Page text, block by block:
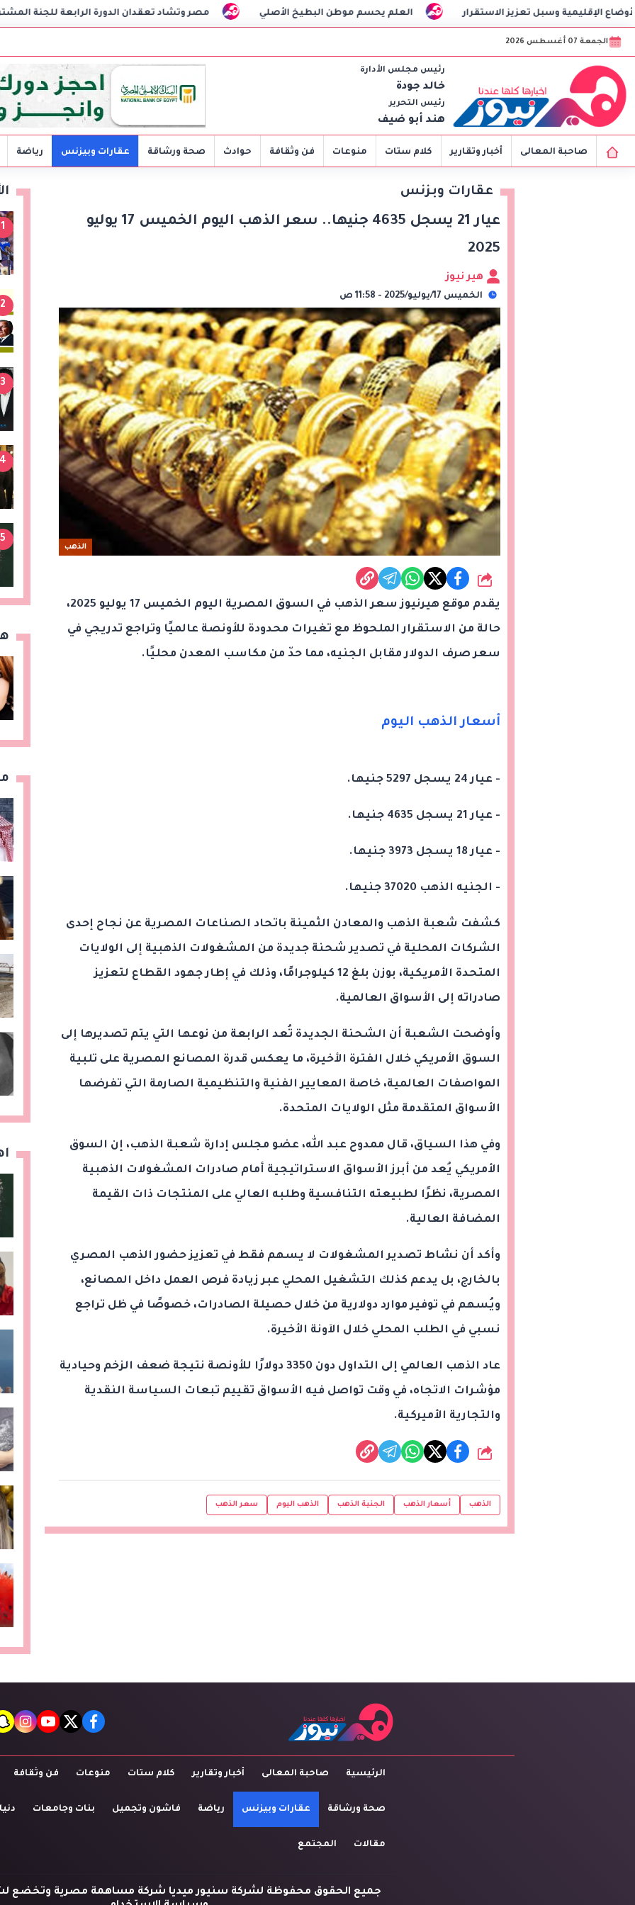
مصر وتشاد تعقدان الدورة الرابعة للجنة المشتركة وتوقعان العلم يحسم موطن البطيخ الأصلي وسبل تعزيز الاستقرار
الجمعة 07 أغسطس 2026
رئيس مجلس الأدارة
خالد جودة
رئيس التحرير
هند أبو ضيف
صاحبة المعالى أخبار وتقارير كلام ستات منوعات فن وثقافة حوادث صحة ورشاقة عقارات وبيزنس رياضة
عقارات وبزنس
عيار 21 يسجل 4635 جنيها.. سعر الذهب اليوم الخميس 17 يوليو
2025
هير نيوز
الخميس 17/يوليو/2025 - 11:58 ص
الذهب
شارك
يقدم موقع هيرنيوز سعر الذهب في السوق المصرية اليوم الخميس 17 يوليو 2025،
حالة من الاستقرار الملحوظ مع تغيرات محدودة للأونصة عالميًا وتراجع تدريجي في
سعر صرف الدولار مقابل الجنيه، مما حدّ من مكاسب المعدن محليًا.
أسعار الذهب اليوم
- عيار 24 يسجل 5297 جنيها.
- عيار 21 يسجل 4635 جنيها.
- عيار 18 يسجل 3973 جنيها.
- الجنيه الذهب 37020 جنيها.
كشفت شعبة الذهب والمعادن الثمينة باتحاد الصناعات المصرية عن نجاح إحدى
الشركات المحلية في تصدير شحنة جديدة من المشغولات الذهبية إلى الولايات
المتحدة الأمريكية، بوزن بلغ 12 كيلوجرامًا، وذلك في إطار جهود القطاع لتعزيز
صادراته إلى الأسواق العالمية.
وأوضحت الشعبة أن الشحنة الجديدة تُعد الرابعة من نوعها التي يتم تصديرها إلى
السوق الأمريكي خلال الفترة الأخيرة، ما يعكس قدرة المصانع المصرية على تلبية
المواصفات العالمية، خاصة المعايير الفنية والتنظيمية الصارمة التي تفرضها
الأسواق المتقدمة مثل الولايات المتحدة.
وفي هذا السياق، قال ممدوح عبد الله، عضو مجلس إدارة شعبة الذهب، إن السوق
الأمريكي يُعد من أبرز الأسواق الاستراتيجية أمام صادرات المشغولات الذهبية
المصرية، نظرًا لطبيعته التنافسية وطلبه العالي على المنتجات ذات القيمة
المضافة العالية.
وأكد أن نشاط تصدير المشغولات لا يسهم فقط في تعزيز حضور الذهب المصري
بالخارج، بل يدعم كذلك التشغيل المحلي عبر زيادة فرص العمل داخل المصانع،
ويُسهم في توفير موارد دولارية من خلال حصيلة الصادرات، خصوصًا في ظل تراجع
نسبي في الطلب المحلي خلال الآونة الأخيرة.
عاد الذهب العالمي إلى التداول دون 3350 دولارًا للأونصة نتيجة ضعف الزخم وحيادية
مؤشرات الاتجاه، في وقت تواصل فيه الأسواق تقييم تبعات السياسة النقدية
والتجارية الأميركية.
شارك
الذهب أسعار الذهب الجنية الذهب الذهب اليوم سعر الذهب
1
2
3
4
5
facebook
twitter
youtube
الرئيسية صاحبة المعالى أخبار وتقارير كلام ستات منوعات فن وثقافة
صحة ورشاقة عقارات وبيزنس رياضة فاشون وتجميل بنات وجامعات
مقالات المجتمع
جميع الحقوق محفوظة لشركة سنيور ميديا شركة مساهمة مصرية وتخضع